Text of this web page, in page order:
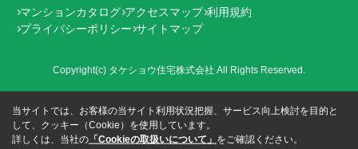
マンションカタログ アクセスマップ 利用規約
プライバシーポリシー サイトマップ
Copyright(c) タケショウ住宅株式会社 All Rights Reserved.
当サイトでは、お客様の当サイト利用状況把握、サービス向上検討を目的と
して、クッキー（Cookie）を使用しています。
詳しくは、当社の 「Cookieの取扱いについて」 をご確認ください。